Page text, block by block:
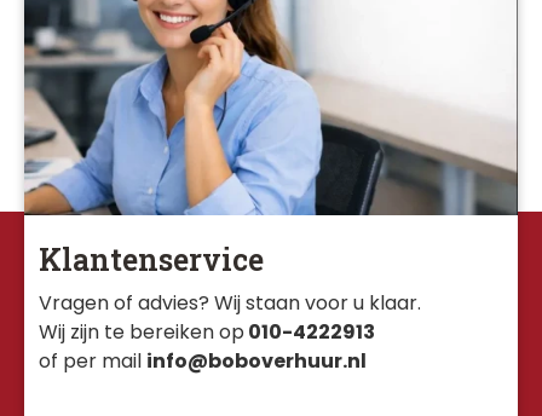
Klantenservice
Vragen of advies? Wij staan voor u klaar.
Wij zijn te bereiken op 010-4222913
of per mail info@boboverhuur.nl